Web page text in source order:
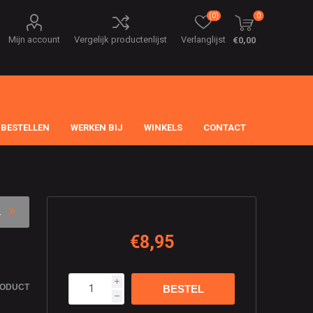
Mijn account Vergelijk productenlijst Verlanglijst
(0) 0
€0,00
WERKEN BIJ WINKELS CONTACT
€8,95
i
h